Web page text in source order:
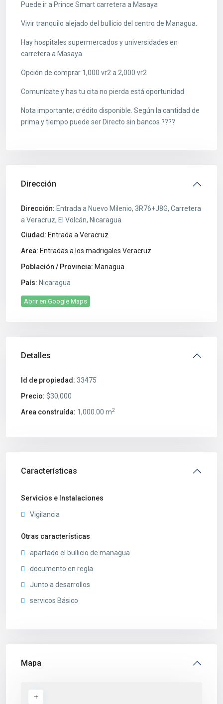
Puede ir a Prince Smart carretera a Masaya
Vivir tranquilo alejado del bullicio del centro de Managua.
Hay hospitales supermercados y universidades en
carretera a Masaya.
Opción de comprar 1,000 vr2 a 2,000 vr2
Comunícate y has tu cita no pierda está oportunidad
Nota importante; crédito disponible. Según la cantidad de
prima y tiempo puede ser Directo sin bancos ????
Dirección
Dirección: Entrada a Nuevo Milenio, 3R76+J8G, Carretera
a Veracruz, El Volcán, Nicaragua
Ciudad: Entrada a Veracruz
Area: Entradas a los madrigales Veracruz
Población / Provincia: Managua
País: Nicaragua
Abrir en Google Maps
Detalles
Id de propiedad: 33475
Precio: $30,000
Area construída: 1,000.00 m2
Características
Servicios e Instalaciones
Vigilancia
Otras características
apartado el bullicio de managua
documento en regla
Junto a desarrollos
servicos Básico
Mapa